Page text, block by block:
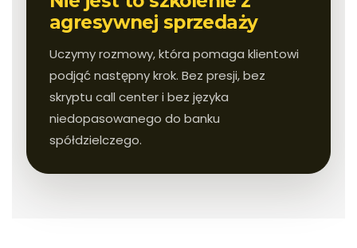
agresywnej sprzedaży
Uczymy rozmowy, która pomaga klientowi
podjąć następny krok. Bez presji, bez
skryptu call center i bez języka
niedopasowanego do banku
spółdzielczego.